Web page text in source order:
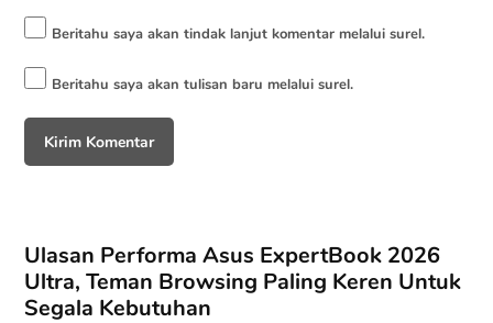
Beritahu saya akan tindak lanjut komentar melalui surel.
Beritahu saya akan tulisan baru melalui surel.
Ulasan Performa Asus ExpertBook 2026
Ultra, Teman Browsing Paling Keren Untuk
Segala Kebutuhan